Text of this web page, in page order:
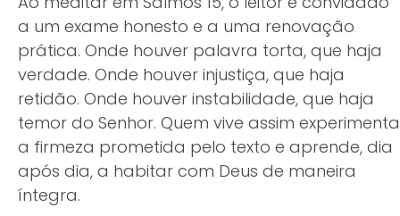
a um exame honesto e a uma renovação
prática. Onde houver palavra torta, que haja
verdade. Onde houver injustiça, que haja
retidão. Onde houver instabilidade, que haja
temor do Senhor. Quem vive assim experimenta
a firmeza prometida pelo texto e aprende, dia
após dia, a habitar com Deus de maneira
íntegra.